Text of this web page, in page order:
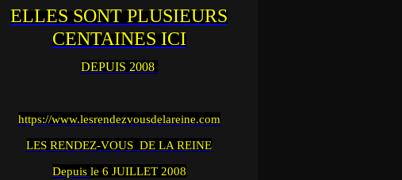
ELLES SONT PLUSIEURS
CENTAINES ICI
DEPUIS 2008
https://www.lesrendezvousdelareine.com
LES RENDEZ-VOUS DE LA REINE
Depuis le 6 JUILLET 2008